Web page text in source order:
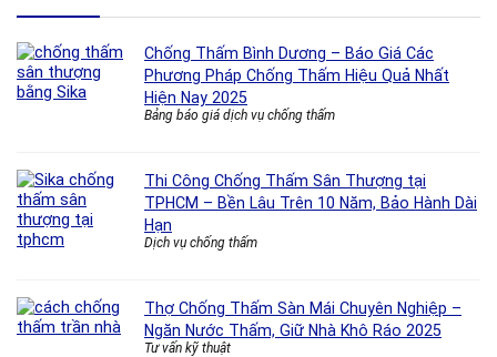
Chống Thấm Bình Dương – Báo Giá Các
Phương Pháp Chống Thấm Hiệu Quả Nhất
Hiện Nay 2025
Bảng báo giá dịch vụ chống thấm
Thi Công Chống Thấm Sân Thượng tại
TPHCM – Bền Lâu Trên 10 Năm, Bảo Hành Dài
Hạn
Dịch vụ chống thấm
Thợ Chống Thấm Sàn Mái Chuyên Nghiệp –
Ngăn Nước Thấm, Giữ Nhà Khô Ráo 2025
Tư vấn kỹ thuật